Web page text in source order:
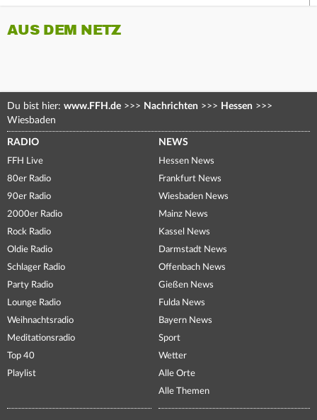
AUS DEM NETZ
Du bist hier: www.FFH.de >>> Nachrichten >>> Hessen >>>
Wiesbaden
RADIO
FFH Live
80er Radio
90er Radio
2000er Radio
Rock Radio
Oldie Radio
Schlager Radio
Party Radio
Lounge Radio
Weihnachtsradio
Meditationsradio
Top 40
Playlist
NEWS
Hessen News
Frankfurt News
Wiesbaden News
Mainz News
Kassel News
Darmstadt News
Offenbach News
Gießen News
Fulda News
Bayern News
Sport
Wetter
Alle Orte
Alle Themen